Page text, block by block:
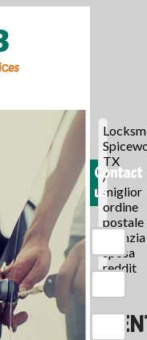
TX
/
miglior
ordine
postale
agenzia
sposa
reddit
Contact
us